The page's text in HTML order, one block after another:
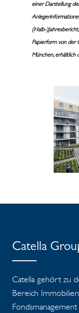
einer Darstellung
(Halb-
Papierform von der
München,
Catella
Catella gehört zu
Bereich